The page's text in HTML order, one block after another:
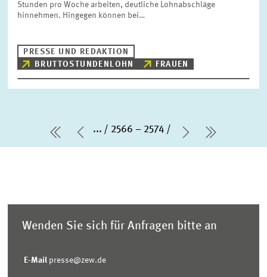
Stunden pro Woche arbeiten, deutliche Lohnabschläge
hinnehmen. Hingegen können bei…
PRESSE UND REDAKTION
BRUTTOSTUNDENLOHN
FRAUEN
erste Seite
Vorherige Seite
... 2566 – 2574
Nächste
letzte
Wenden Sie sich für Anfragen bitte an
E-Mail presse@zew.de